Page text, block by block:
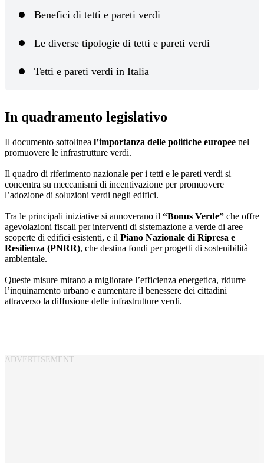
Benefici di tetti e pareti verdi
Le diverse tipologie di tetti e pareti verdi
Tetti e pareti verdi in Italia
In quadramento legislativo
Il documento sottolinea l’importanza delle politiche europee nel
promuovere le infrastrutture verdi.
Il quadro di riferimento nazionale per i tetti e le pareti verdi si
concentra su meccanismi di incentivazione per promuovere
l’adozione di soluzioni verdi negli edifici.
Tra le principali iniziative si annoverano il “Bonus Verde” che offre
agevolazioni fiscali per interventi di sistemazione a verde di aree
scoperte di edifici esistenti, e il Piano Nazionale di Ripresa e
Resilienza (PNRR), che destina fondi per progetti di sostenibilità
ambientale.
Queste misure mirano a migliorare l’efficienza energetica, ridurre
l’inquinamento urbano e aumentare il benessere dei cittadini
attraverso la diffusione delle infrastrutture verdi.